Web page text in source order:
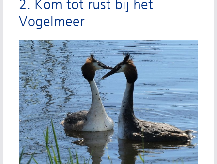
2. Kom tot rust bij het
Vogelmeer